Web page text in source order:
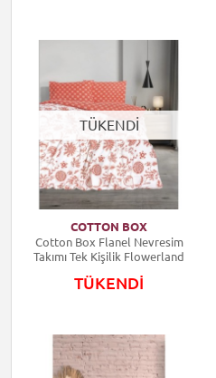
TÜKENDİ
COTTON BOX
Cotton Box Flanel Nevresim
Takımı Tek Kişilik Flowerland
TÜKENDİ